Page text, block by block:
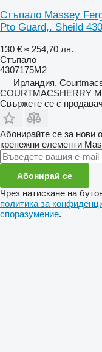
Стъпало Massey
Pto Guard,. Sheild
130 € ≈ 254,70 лв.
Стъпало
4307175M2
Ирландия,
COURTMACSHERRY
Свържете се с
Абонирайте се за нови
крепежни елементи
Абонирай се
Чрез натискане на
политика за
споразумение.